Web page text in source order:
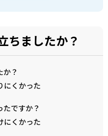
ちましたか？
？
にくかった
ですか？
にくかった